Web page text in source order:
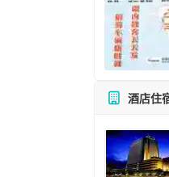
酒店住